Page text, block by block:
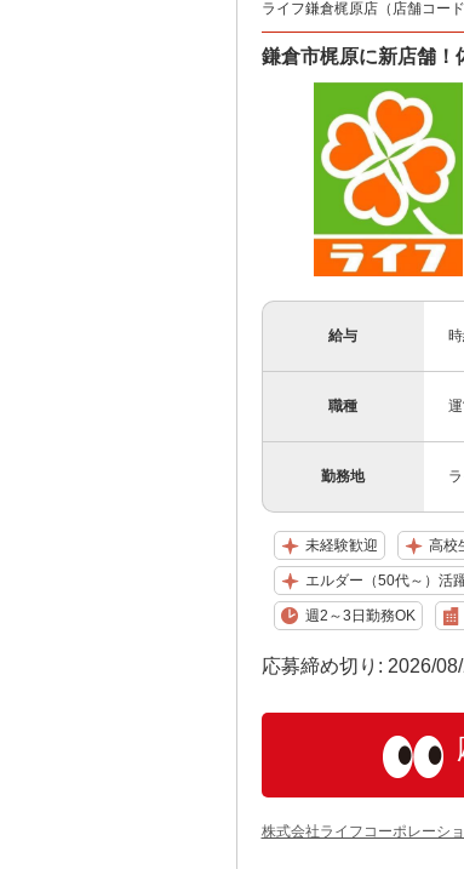
ライフ鎌倉梶原店（店舗コード
鎌倉市梶原に新店舗！
給与
職種
勤務地
未経験歓迎 高校
エルダー（50代～）活
週2～3日勤務OK
応募締め切り: 2026/
株式会社ライフコーポレーシ